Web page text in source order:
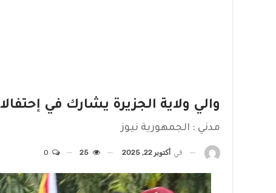
والي ولاية الجزيرة يشارك في
مدني : الجمهورية نيوز
في أكتوبر 22, 2025 25